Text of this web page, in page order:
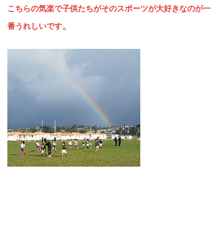
こちらの気楽で子供たちがそのスポーツが大好きなのが一
番うれしいです。